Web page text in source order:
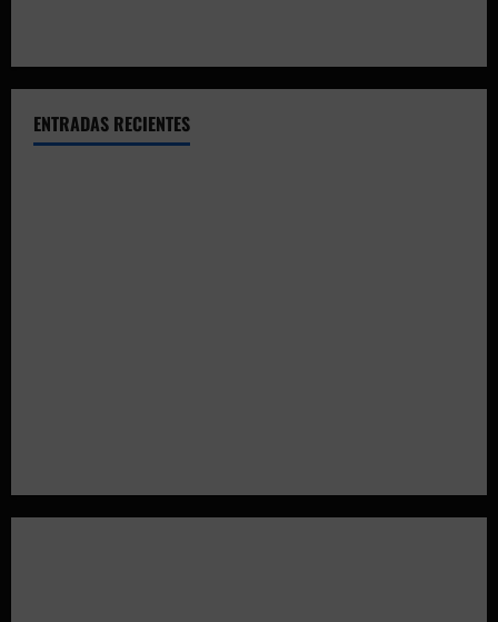
ENTRADAS RECIENTES